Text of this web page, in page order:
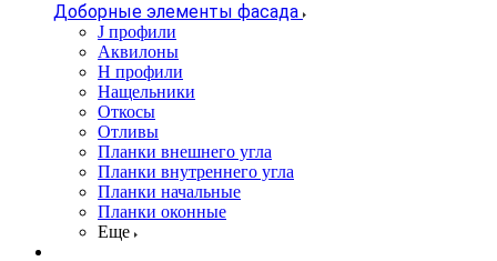
Доборные элементы фасада
J профили
Аквилоны
Н профили
Нащельники
Откосы
Отливы
Планки внешнего угла
Планки внутреннего угла
Планки начальные
Планки оконные
Еще